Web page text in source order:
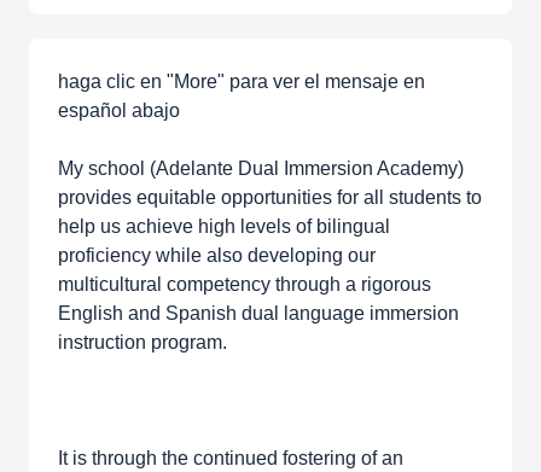
haga clic en "More" para ver el mensaje en
español abajo
My school (Adelante Dual Immersion Academy)
provides equitable opportunities for all students to
help us achieve high levels of bilingual
proficiency while also developing our
multicultural competency through a rigorous
English and Spanish dual language immersion
instruction program.
It is through the continued fostering of an